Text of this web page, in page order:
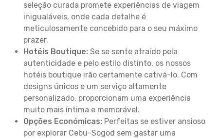
seleção curada promete experiências de viagem
inigualáveis, onde cada detalhe é
meticulosamente concebido para o seu máximo
prazer.
Hotéis Boutique: Se se sente atraído pela
autenticidade e pelo estilo distinto, os nossos
hotéis boutique irão certamente cativá-lo. Com
designs únicos e um serviço altamente
personalizado, proporcionam uma experiência
muito mais íntima e memorável.
Opções Económicas: Perfeitas se estiver ansioso
por explorar Cebu-Sogod sem gastar uma